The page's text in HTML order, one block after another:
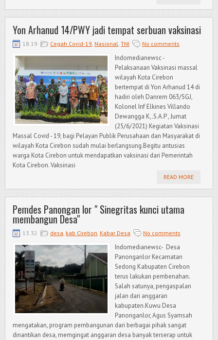
Yon Arhanud 14/PWY jadi tempat serbuan vaksinasi
18.19 Cegah Covid-19, Nasional, TNI No comments
Indomedianewsc -
Pelaksanaan Vaksinasi massal
wilayah Kota Cirebon
bertempat di Yon Arhanud 14 di
hadiri oleh Danrem 063/SGJ,
Kolonel Inf Elkines Villando
Dewangga K,.S.A.P , Jumat
(25/6/2021) Kegiatan Vaksinasi
Massal Covid - 19, bagi Pelayan Publik Perusahaan dan Masyarakat di
wilayah Kota Cirebon sudah mulai berlangsung.Begitu antusias
warga Kota Cirebon untuk mendapatkan vaksinasi dari Pemerintah
Kota Cirebon. Vaksinasi
READ MORE
Pemdes Panongan lor " Sinegritas kunci utama
membangun Desa"
13.32 desa, kab Cirebon, Kabar Desa No comments
Indomedianewsc- Desa
Panonganlor Kecamatan
Sedong Kabupaten Cirebon
terus lakukan pembenahan.
Salah satunya, pengaspalan
jalan dari anggaran
kabupaten.Kuwu Desa
Panonganlor, Agus Syamsah
mengatakan, program pembangunan dari berbagai pihak sangat
dinantikan desa, memgingat anggaran desa banyak terserap untuk